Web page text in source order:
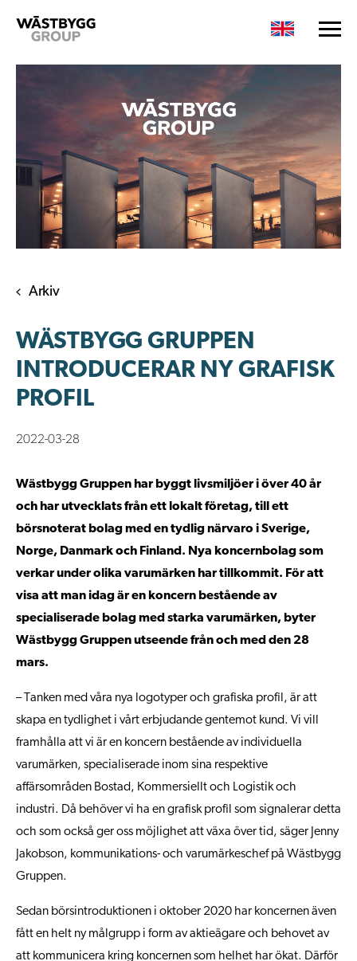
Arkiv
WÄSTBYGG GRUPPEN
INTRODUCERAR NY GRAFISK
PROFIL
2022-03-28
Wästbygg Gruppen har byggt livsmiljöer i över 40 år
och har utvecklats från ett lokalt företag, till ett
börsnoterat bolag med en tydlig närvaro i Sverige,
Norge, Danmark och Finland. Nya koncernbolag som
verkar under olika varumärken har tillkommit. För att
visa att man idag är en koncern bestående av
specialiserade bolag med starka varumärken, byter
Wästbygg Gruppen utseende från och med den 28
mars.
– Tanken med våra nya logotyper och grafiska profil, är att
skapa en tydlighet i vårt erbjudande gentemot kund. Vi vill
framhålla att vi är en koncern bestående av individuella
varumärken, specialiserade inom sina respektive
affärsområden Bostad, Kommersiellt och Logistik och
industri. Då behöver vi ha en grafisk profil som signalerar detta
och som också ger oss möjlighet att växa över tid, säger Jenny
Jakobson, kommunikations- och varumärkeschef på Wästbygg
Gruppen.
Sedan börsintroduktionen i oktober 2020 har koncernen även
fått en helt ny målgrupp i form av aktieägare och behovet av
att kommunicera kring koncernen som helhet har ökat. Därför